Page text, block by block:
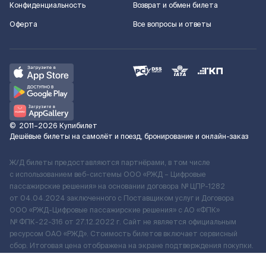
Конфиденциальность
Оферта
Возврат и обмен билета
Все вопросы и ответы
© 2011–2026 Купибилет
Дешёвые билеты на самолёт и поезд, бронирование и онлайн-заказ
Ж/Д билеты предоставляются партнёрами, в том числе
с использованием веб-системы ООО «РЖД – Цифровые
пассажирские решения» на основании договора № ЦПР-1282
от 04.04.2024 заключенного с Поставщиком услуг и Договора
ООО «РЖД-Цифровые пассажирские решения» c АО «ФПК»
№ ФПК-22-316 от 27.12.2022 г. Сайт не является официальным
ресурсом ОАО «РЖД». Стоимость билетов включает сервисный
сбор. Итоговая цена отображена на экране подтверждения покупки.